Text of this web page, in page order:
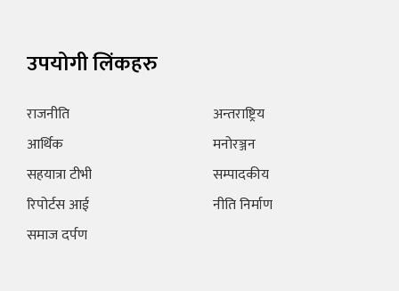
उपयोगी लिंकहरु
राजनीति
आर्थिक
सहयात्रा टीभी
रिपोर्टस आई
समाज दर्पण
अन्तराष्ट्रिय
मनोरञ्जन
सम्पादकीय
नीति निर्माण